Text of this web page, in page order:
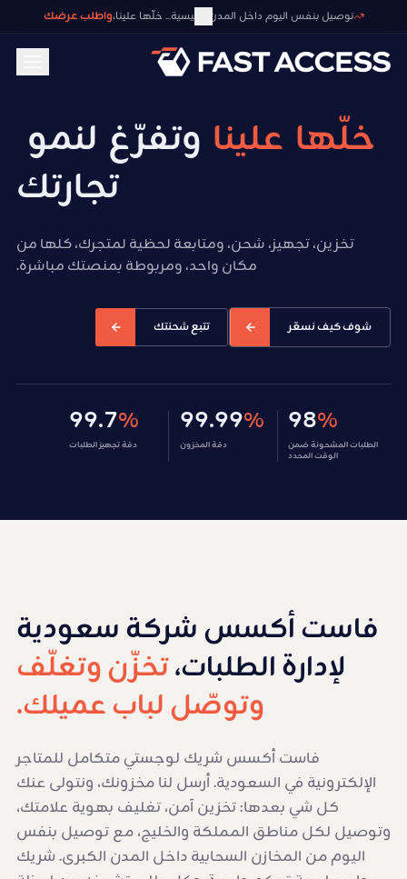
توصيل بنفس اليوم داخل المدن الرئيسية... خلّها علينا،واطلب عرضك
خلّها علينا وتفرّغ لنمو
تجارتك
تخزين، تجهيز، شحن، ومتابعة لحظية لمتجرك، كلها من
مكان واحد، ومربوطة بمنصتك مباشرة.
شوف كيف نسعّر تتبع شحنتك
98%
الطلبات المشحونة ضمن
الوقت المحدد
99.99%
دقة المخزون
99.7%
دقة تجهيز الطلبات
فاست أكسس شركة سعودية
لإدارة الطلبات،تخزّن وتغلّف
وتوصّل لباب عميلك.
فاست أكسس شريك لوجستي متكامل للمتاجر
الإلكترونية في السعودية. أرسل لنا مخزونك، ونتولى عنك
كل شي بعدها: تخزين آمن، تغليف بهوية علامتك،
وتوصيل لكل مناطق المملكة والخليج، مع توصيل بنفس
اليوم من المخازن السحابية داخل المدن الكبرى. شريك